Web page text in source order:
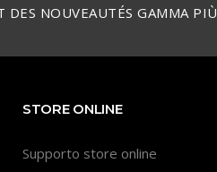
DES NOUVEAUTÉS GAMMA PIÙ
STORE ONLINE
Supporto store online